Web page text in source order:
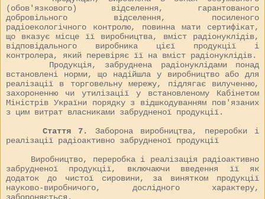
(обов'язкового) відселення, гарантованого
добровільного відселення, посиленого
радіоекологічного контролю, повинна мати сертифікат,
що вказує місце її виробництва, вміст радіонуклідів,
відповідального виробника цієї продукції і
контролера, який перевіряє її на вміст радіонуклідів.
Продукція, забруднена радіонуклідами понад
встановлені норми, що надійшла у виробництво або для
реалізації в торговельну мережу, підлягає вилученню,
захороненню чи утилізації у встановленому Кабінетом
Міністрів України порядку з відшкодуванням пов'язаних
з цим витрат власниками забрудненої продукції.
Стаття 7.
Заборона виробництва, переробки і
реалізації радіоактивно забрудненої продукції
Виробництво, переробка і реалізація радіоактивно
забрудненої продукції, включаючи введення її як
додаток до чистої сировини, за винятком продукції
науково-виробничого, дослідного характеру,
забороняється.